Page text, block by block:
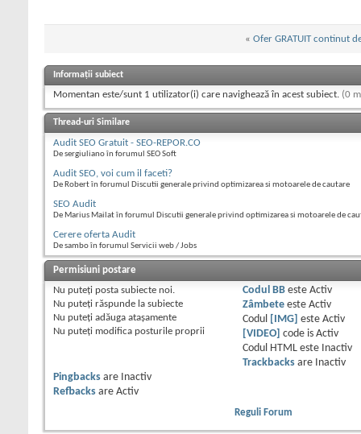
« Ofer GRATUIT continut
Informații subiect
Momentan este/sunt 1 utilizator(i) care navighează în acest subiect. (0
Thread-uri Similare
Audit SEO Gratuit - SEO-REPOR.CO
De sergiuliano în forumul SEO Soft
Audit SEO, voi cum il faceti?
De Robert în forumul Discutii generale privind optimizarea si motoarele de cautare
SEO Audit
De Marius Mailat în forumul Discutii generale privind optimizarea si motoarele de
Cerere oferta Audit
De sambo în forumul Servicii web / Jobs
Permisiuni postare
Nu puteţi posta subiecte noi.
Nu puteţi răspunde la subiecte
Nu puteţi adăuga ataşamente
Nu puteţi modifica posturile proprii
Codul BBeste Activ
Zâmbeteeste Activ
Codul
[IMG] este Activ
[VIDEO] code is Activ
Codul HTML este
Inactiv
Trackbacksare
Inactiv
Pingbacks are
Inactiv
Refbacks are Activ
Reguli Forum